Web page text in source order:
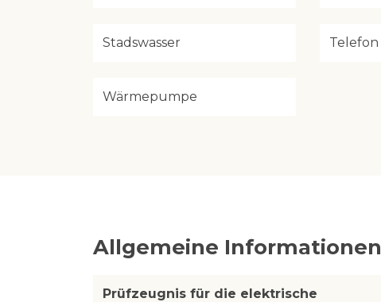
Stadswasser Telefon
Wärmepumpe
Allgemeine Informationen
Prüfzeugnis für die elektrische